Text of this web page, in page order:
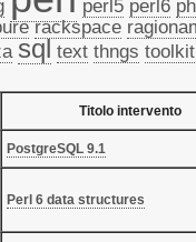
perl5 perl6
rackspace
sql text thngs toolkit
Titolo intervento
‎PostgreSQL 9.1‎
‎Perl 6 data structures‎